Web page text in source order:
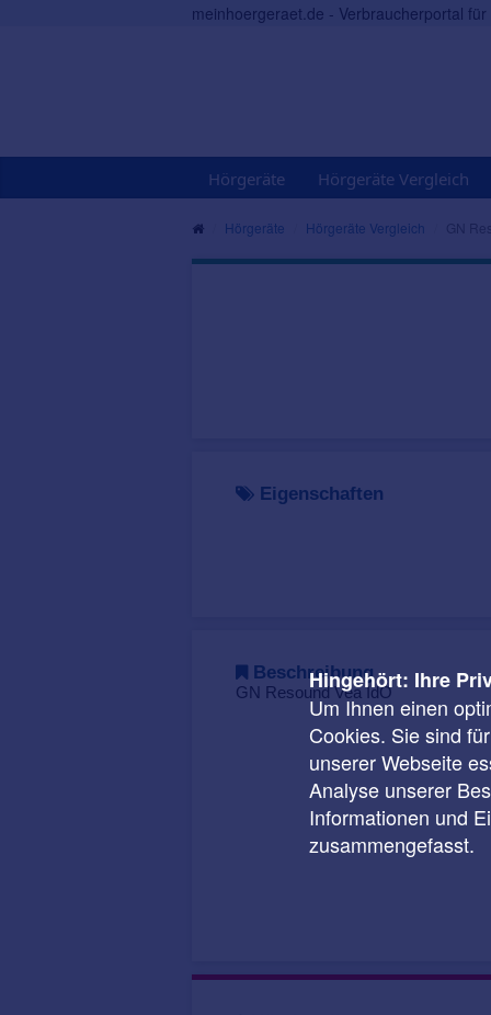
meinhoergeraet.de - Verbraucherportal
Hörgeräte Hörgeräte Vergleich
Hörgeräte Hörgeräte Vergleich GN
Eigenschaften
Beschreibung
GN Resound Vea IdO
Hingehört: Ihre
Um Ihnen einen
Cookies. Sie sind
unserer Webseite
Analyse unserer
Informationen und
zusammengefasst.